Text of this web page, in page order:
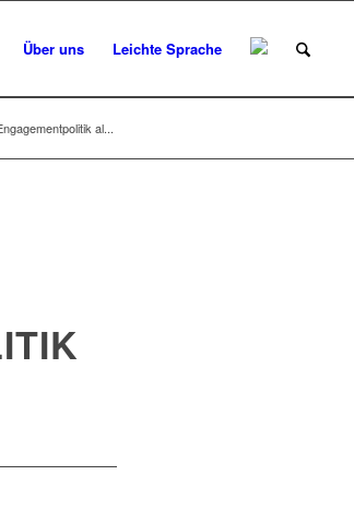
Über uns Leichte Sprache
al...